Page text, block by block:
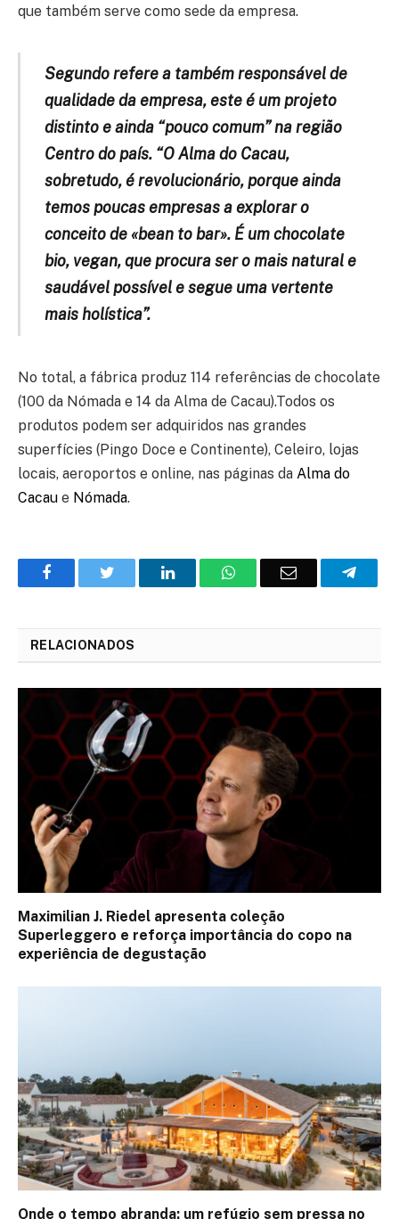
que também serve como sede da empresa.
Segundo refere a também responsável de
qualidade da empresa, este é um projeto
distinto e ainda “pouco comum” na região
Centro do país. “O Alma do Cacau,
sobretudo, é revolucionário, porque ainda
temos poucas empresas a explorar o
conceito de «bean to bar». É um chocolate
bio, vegan, que procura ser o mais natural e
saudável possível e segue uma vertente
mais holística”.
No total, a fábrica produz 114 referências de chocolate
(100 da Nómada e 14 da Alma de Cacau).Todos os
produtos podem ser adquiridos nas grandes
superfícies (Pingo Doce e Continente), Celeiro, lojas
locais, aeroportos e online, nas páginas da Alma do
Cacau e Nómada.
FacebookTwitter
O
WhatsAppE-
RELACIONADOS
Maximilian J. Riedel apresenta coleção
Superleggero e reforça importância do copo na
experiência de degustação
Onde o tempo abranda: um refúgio sem pressa no